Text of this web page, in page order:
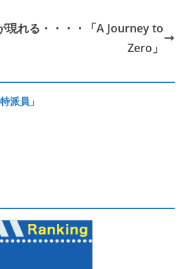
現れる・・・・「A Journey to
Zero」
派員」